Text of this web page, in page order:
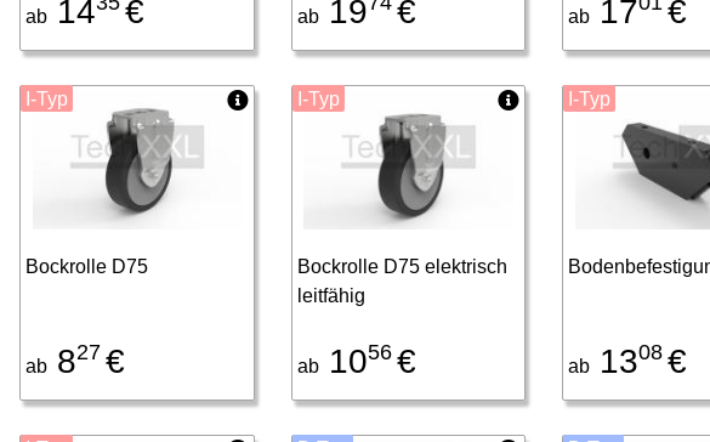
ab 14 €
ab19 € ab 17 €
Bockrolle D75
ab 827 €
I-Typ
Bockrolle D75 elektrisch
leitfähig
ab1056 €
I-Typ
ab 1308 €
I-Typ